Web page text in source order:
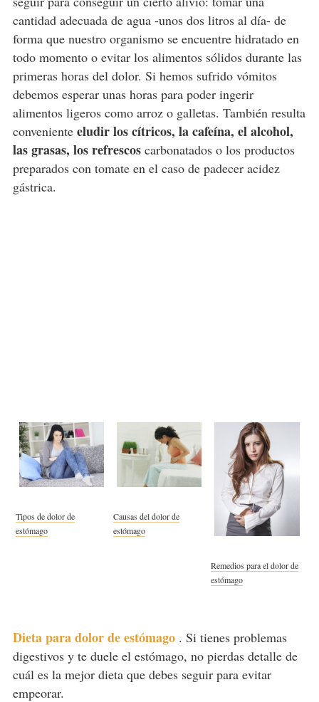
cantidad adecuada de agua -unos dos litros al día- de
forma que nuestro organismo se encuentre hidratado en
todo momento o evitar los alimentos sólidos durante las
primeras horas del dolor. Si hemos sufrido vómitos
debemos esperar unas horas para poder ingerir
alimentos ligeros como arroz o galletas. También resulta
conveniente eludir los cítricos, la cafeína, el alcohol,
las grasas, los refrescoscarbonatados o los productos
preparados con tomate en el caso de padecer acidez
gástrica.
Tipos de dolor de
estómago
Causas del dolor de
estómago
Remedios para el dolor de
estómago
Dieta para dolor de estómago . Si tienes problemas
digestivos y te duele el estómago, no pierdas detalle de
cuál es la mejor dieta que debes seguir para evitar
empeorar.